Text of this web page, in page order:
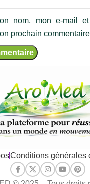
nom, mon e-mail
prochain
Conditions générales